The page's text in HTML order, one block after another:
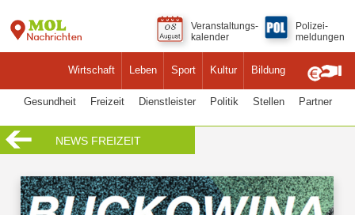
Wirtschaft Leben Sport Kultur Bildung
Veranstaltungs-
kalender
Polizei-
meldungen
Gesundheit Freizeit Dienstleister Politik Stellen Partner
NEWS FREIZEIT